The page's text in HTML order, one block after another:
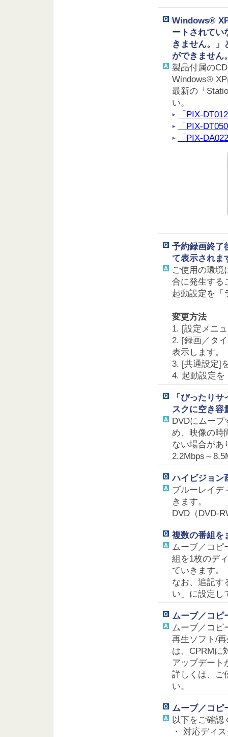
Windows®
ートされてい
きません。
ができません
製品付属の
Windows®
最新の「
い。
「PIX-
「PIX-
「PIX-
予約録画終了
て表示されま
ご使用の環境
合に発生する
起動設定を「
変更方法
1. [設定メニ
2. [録画／タ
表示します。
3. [共通設定]
4. 起動設定を
「ぴったり
スクに空き容
DVDにムーブ
め、映像の時
ない場合があ
2.2Mbps～
ハイビジョン
ブルーレイデ
きます。
DVD（DVD-
複数の番組を
ムーブ／コピ
組を1枚のデ
ていきます。
なお、追記す
い」に設定し
ムーブ／コピ
ムーブ／コピ
再生ソフト/
は、CPRMに
アップデート
詳しくは、ご
い。
ムーブ／コピ
以下をご確認
・ 対応ディ